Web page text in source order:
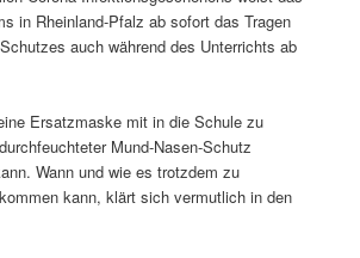
in Rheinland-Pfalz ab sofort das Tragen
auch während des Unterrichts ab
Ersatzmaske mit in die Schule zu
Mund-Nasen-Schutz
Wann und wie es trotzdem zu
kann, klärt sich vermutlich in den